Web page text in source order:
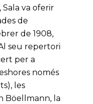
Sala va oferir
de
de 1908,
seu repertori
per a
només
les
Böellmann, la